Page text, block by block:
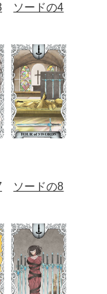
ソードの4
ソードの8